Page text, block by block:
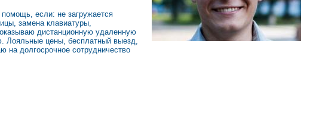
если: не загружается
замена клавиатуры,
дистанционную удаленную
Лояльные цены, бесплатный выезд,
на долгосрочное сотрудничество